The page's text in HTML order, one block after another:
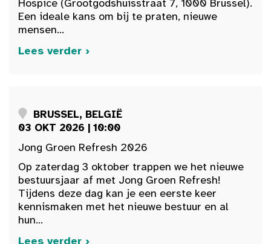
Hospice (Grootgodshuisstraat 7, 1000 Brussel).
Een ideale kans om bij te praten, nieuwe
mensen...
Lees verder ›
BRUSSEL, BELGIË
03 OKT 2026 | 10:00
Jong Groen Refresh 2026
Op zaterdag 3 oktober trappen we het nieuwe
bestuursjaar af met Jong Groen Refresh!
Tijdens deze dag kan je een eerste keer
kennismaken met het nieuwe bestuur en al
hun...
Lees verder ›